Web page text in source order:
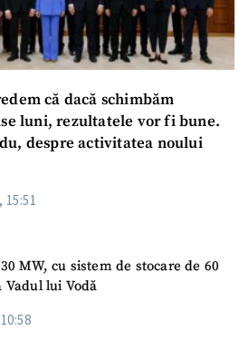
că dacă schimbăm
luni, rezultatele vor fi bune.
despre activitatea noului
15:51
MW, cu sistem de stocare de 60
lui Vodă
de